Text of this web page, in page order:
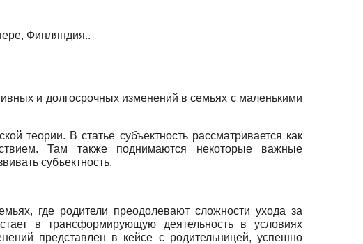
Финляндия..
и долгосрочных изменений в семьях с маленькими
теории. В статье субъектность рассматривается как
Там также поднимаются некоторые важные
субъектность.
где родители преодолевают сложности ухода за
в трансформирующую деятельность в условиях
представлен в кейсе с родительницей, успешно